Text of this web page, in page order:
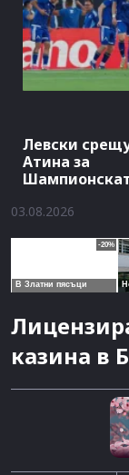
Левски
Атина за
03.08.2026
казина в